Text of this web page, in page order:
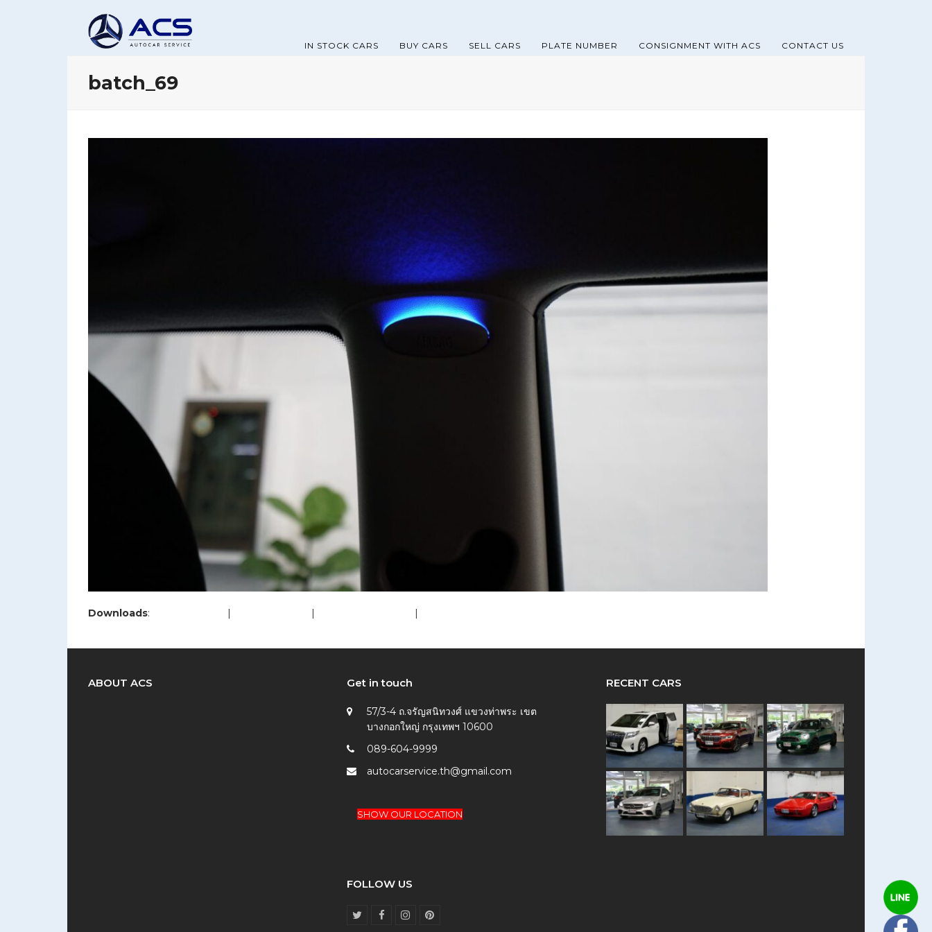
IN STOCK CARS BUY CARS SELL CARS PLATE NUMBER CONSIGNMENT WITH ACS CONTACT US
batch_69
Downloads: | | |
ABOUT ACS Get in touch
57/3-4 ถ.จรัญสนิทวงศ์ แขวงท่าพระ เขต
บางกอกใหญ่ กรุงเทพฯ 10600
089-604-9999
autocarservice.th@gmail.com
SHOW OUR LOCATION
FOLLOW US
T F I P
RECENT CARS